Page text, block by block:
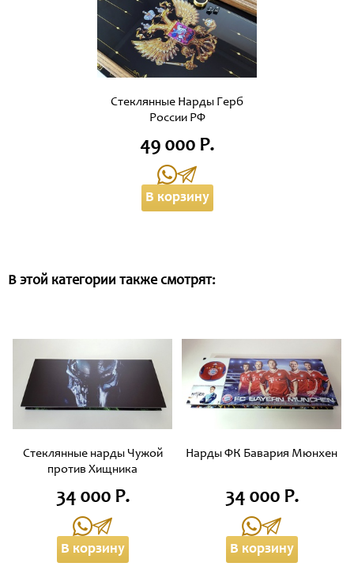
Стеклянные Нарды Герб
России РФ
49 000 Р.
В корзину
В этой категории также смотрят:
Стеклянные нарды Чужой
против Хищника
34 000 Р.
В корзину
Нарды ФК Бавария Мюнхен
34 000 Р.
В корзину